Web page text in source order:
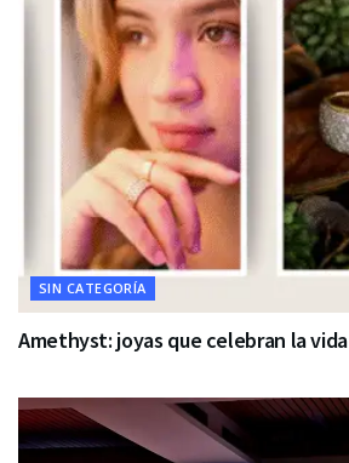
SIN CATEGORÍA
Amethyst: joyas que celebran la vida